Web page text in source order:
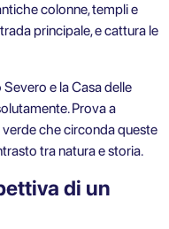
colonne, templi e
principale, e cattura le
e la Casa delle
Prova a
che circonda queste
tra natura e storia.
di un